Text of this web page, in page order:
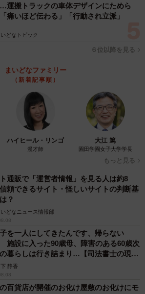
運搬トラックの車体デザインにためら
痛いほど伝わる」「行動され立派」
いどなトピック
６位以降を見る
まいどなファミリー
（新着記事順）
ハイヒール・リンゴ
漫才師
大江 篤
園田学園女子大学学長
もっと見る
通販で「運営者情報」を見る人は約8
頼できるサイト・怪しいサイトの判断基
？
いどなニュース情報部
子を一人にしてきたんです、帰らない
施設に入った90歳母、障害のある60歳次
暮らしは行き詰まり…【司法書士の現場
静香
百貨店が開催のお化け屋敷のお化けにモ